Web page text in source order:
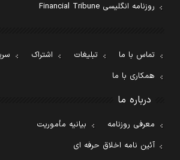
روزنامه انگلیسی Financial Tribune
تماس با ما تبلیغات اشتراک
همکاری با ما
درباره ما
معرفی روزنامه
بیانیه مأموریت
آئین نامه اخلاق حرفه ای